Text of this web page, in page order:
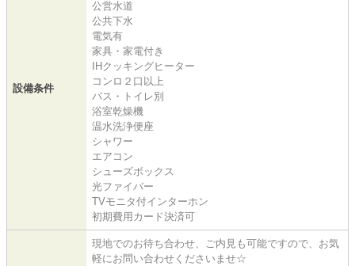
設備条件
公営水道
公共下水
電気有
家具・家電付き
IHクッキングヒーター
コンロ２口以上
バス・トイレ別
浴室乾燥機
温水洗浄便座
シャワー
エアコン
シューズボックス
光ファイバー
TVモニタ付インターホン
初期費用カード決済可
現地でのお待ち合わせ、ご内見も可能ですので、お気
軽にお問い合わせくださいませ☆